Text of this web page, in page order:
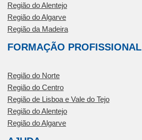
Região do Alentejo
Região do Algarve
Região da Madeira
FORMAÇÃO PROFISSIONAL
Região do Norte
Região do Centro
Região de Lisboa e Vale do Tejo
Região do Alentejo
Região do Algarve